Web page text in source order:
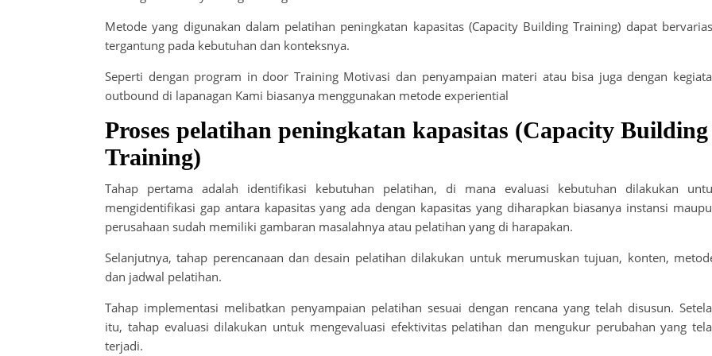
Metode yang digunakan dalam pelatihan peningkatan kapasitas (Capacity Building Training) dapat
tergantung pada kebutuhan dan konteksnya.
Seperti dengan program in door Training Motivasi dan penyampaian materi atau bisa juga dengan
outbound di lapanagan Kami biasanya menggunakan metode experiential
Proses pelatihan peningkatan kapasitas (Capacity Building
Training)
Tahap pertama adalah identifikasi kebutuhan pelatihan, di mana evaluasi kebutuhan dilakukan
mengidentifikasi gap antara kapasitas yang ada dengan kapasitas yang diharapkan biasanya instansi
perusahaan sudah memiliki gambaran masalahnya atau pelatihan yang di harapakan.
Selanjutnya, tahap perencanaan dan desain pelatihan dilakukan untuk merumuskan tujuan, konten,
dan jadwal pelatihan.
Tahap implementasi melibatkan penyampaian pelatihan sesuai dengan rencana yang telah disusun.
itu, tahap evaluasi dilakukan untuk mengevaluasi efektivitas pelatihan dan mengukur perubahan yang
terjadi.